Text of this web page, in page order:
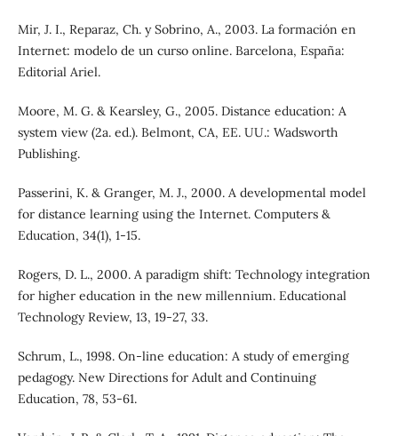
Mir, J. I., Reparaz, Ch. y Sobrino, A., 2003. La formación en
Internet: modelo de un curso online. Barcelona, España:
Editorial Ariel.
Moore, M. G. & Kearsley, G., 2005. Distance education: A
system view (2a. ed.). Belmont, CA, EE. UU.: Wadsworth
Publishing.
Passerini, K. & Granger, M. J., 2000. A developmental model
for distance learning using the Internet. Computers &
Education, 34(1), 1-15.
Rogers, D. L., 2000. A paradigm shift: Technology integration
for higher education in the new millennium. Educational
Technology Review, 13, 19-27, 33.
Schrum, L., 1998. On-line education: A study of emerging
pedagogy. New Directions for Adult and Continuing
Education, 78, 53-61.